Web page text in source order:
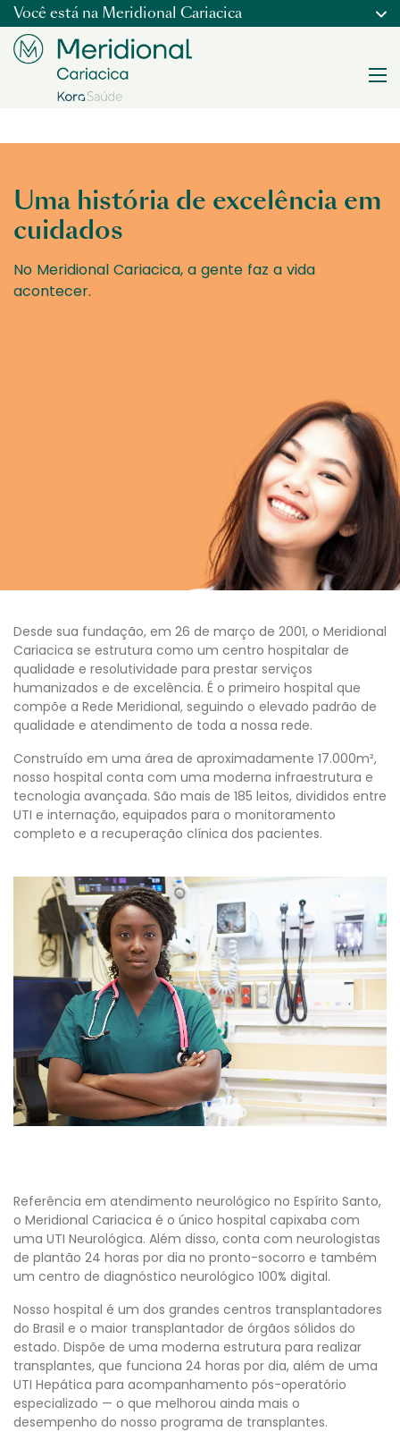
Você está na Meridional Cariacica
Uma história de excelência em
cuidados
No Meridional Cariacica, a gente faz a vida
acontecer.
Desde sua fundação, em 26 de março de 2001, o Meridional
Cariacica se estrutura como um centro hospitalar de
qualidade e resolutividade para prestar serviços
humanizados e de excelência. É o primeiro hospital que
compõe a Rede Meridional, seguindo o elevado padrão de
qualidade e atendimento de toda a nossa rede.
Construído em uma área de aproximadamente 17.000m²,
nosso hospital conta com uma moderna infraestrutura e
tecnologia avançada. São mais de 185 leitos, divididos entre
UTI e internação, equipados para o monitoramento
completo e a recuperação clínica dos pacientes.
Referência em atendimento neurológico no Espírito Santo,
o Meridional Cariacica é o único hospital capixaba com
uma UTI Neurológica. Além disso, conta com neurologistas
de plantão 24 horas por dia no pronto-socorro e também
um centro de diagnóstico neurológico 100% digital.
Nosso hospital é um dos grandes centros transplantadores
do Brasil e o maior transplantador de órgãos sólidos do
estado. Dispõe de uma moderna estrutura para realizar
transplantes, que funciona 24 horas por dia, além de uma
UTI Hepática para acompanhamento pós-operatório
especializado — o que melhorou ainda mais o
desempenho do nosso programa de transplantes.